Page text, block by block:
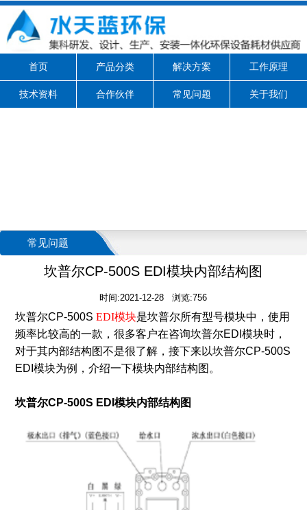
首页 产品分类 解决方案 工作原理
技术资料 合作伙伴 常见问题 关于我们
常见问题
坎普尔CP-500S EDI模块内部结构图
时间:2021-12-28 浏览:756
坎普尔CP-500S EDI模块是坎普尔所有型号模块中，使用
频率比较高的一款，很多客户在咨询坎普尔EDI模块时，
对于其内部结构图不是很了解，接下来以坎普尔CP-500S
EDI模块为例，介绍一下模块内部结构图。
坎普尔CP-500S EDI模块内部结构图